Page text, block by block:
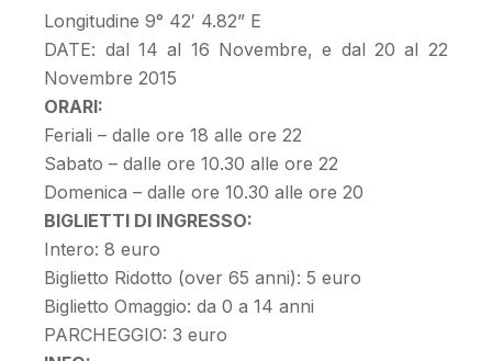
Longitudine 9° 42′ 4.82” E
DATE: dal 14 al 16 Novembre, e dal 20 al 22
Novembre 2015
ORARI:
Feriali – dalle ore 18 alle ore 22
Sabato – dalle ore 10.30 alle ore 22
Domenica – dalle ore 10.30 alle ore 20
BIGLIETTI DI INGRESSO:
Intero: 8 euro
Biglietto Ridotto (over 65 anni): 5 euro
Biglietto Omaggio: da 0 a 14 anni
PARCHEGGIO: 3 euro